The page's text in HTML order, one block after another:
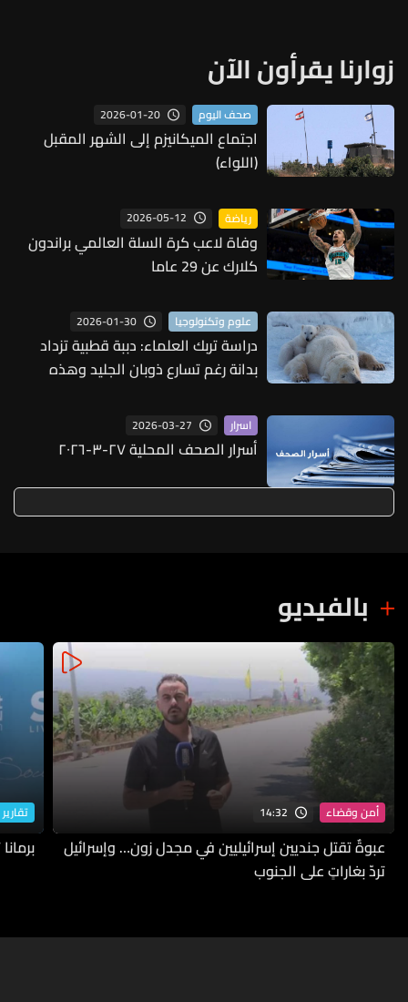
زوارنا يقرأون الآن
صحف اليوم 2026-01-20
اجتماع الميكانيزم إلى الشهر المقبل
(اللواء)
رياضة 2026-05-12
وفاة لاعب كرة السلة العالمي براندون
كلارك عن 29 عاما
علوم وتكنولوجيا 2026-01-30
دراسة تربك العلماء: دببة قطبية تزداد
بدانة رغم تسارع ذوبان الجليد وهذه
اسرار 2026-03-27
أسرار الصحف المحلية ٢٧-٣-٢٠٢٦
بالفيديو
أمن وقضاء 14:32
عبوةٌ تقتل جنديين إسرائيليين في مجدل زون… وإسرائيل
تردّ بغاراتٍ على الجنوب